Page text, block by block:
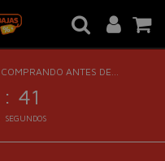
COMPRANDO ANTES DE...
: 41
SEGUNDOS